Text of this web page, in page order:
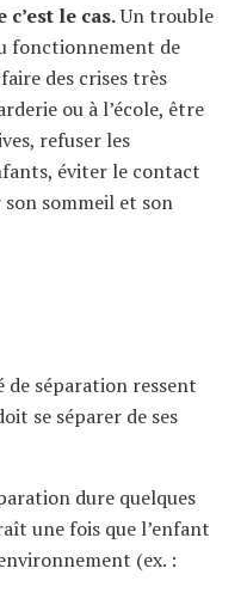
le cas.Un trouble
fonctionnement de
des crises très
ou à l’école, être
refuser les
éviter le contact
son sommeil et son
de séparation ressent
se séparer de ses
dure quelques
une fois que l’enfant
(ex. :